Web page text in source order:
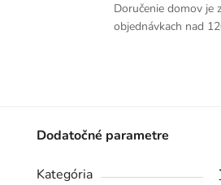
Doručenie domov je
objednávkach nad
Dodatočné parametre
Kategória